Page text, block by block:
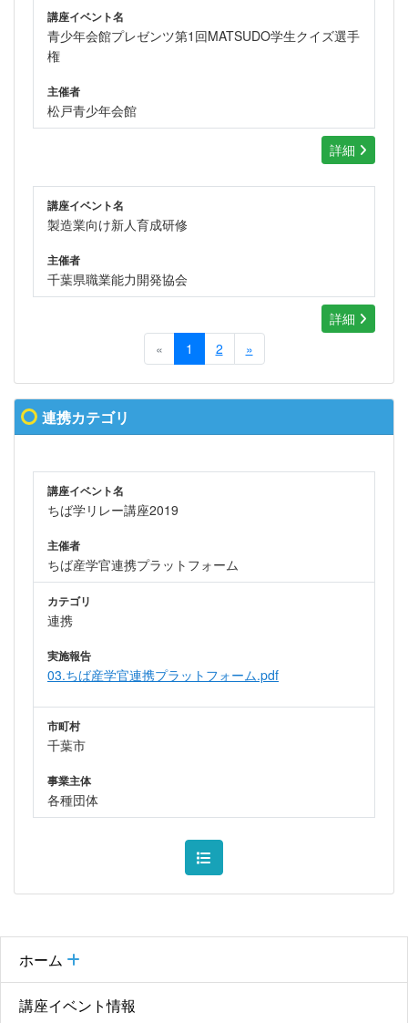
ホーム
講座イベント情報
講座イベント名
青少年会館プレゼンツ第1回MATSUDO学生クイズ選手
権
主催者
松戸青少年会館
詳細
講座イベント名
製造業向け新人育成研修
主催者
千葉県職業能力開発協会
詳細
«
1 2 »
連携カテゴリ
講座イベント名
ちば学リレー講座2019
主催者
ちば産学官連携プラットフォーム
カテゴリ
連携
実施報告
03.ちば産学官連携プラットフォーム.pdf
市町村
千葉市
事業主体
各種団体